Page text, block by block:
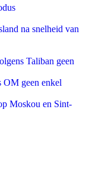
na snelheid van
Taliban geen
OM geen enkel
Moskou en Sint-